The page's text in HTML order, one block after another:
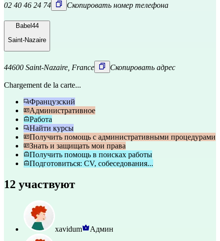
02 40 46 24 74 Скопировать номер телефона
Babel44
Saint-Nazaire
44600 Saint-Nazaire, France Скопировать адрес
Chargement de la carte...
Французский
Административное
Работа
Найти курсы
Получить помощь с административными процедурами
Знать и защищать мои права
Получить помощь в поисках работы
Подготовиться: CV, собеседования...
12 участвуют
xavidum Админ